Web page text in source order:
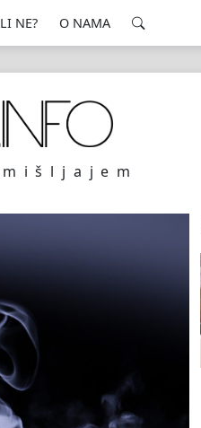
NE? O NAMA